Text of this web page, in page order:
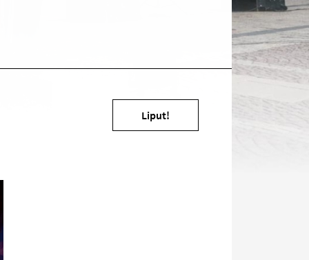
sosiaalisessa
Liput!